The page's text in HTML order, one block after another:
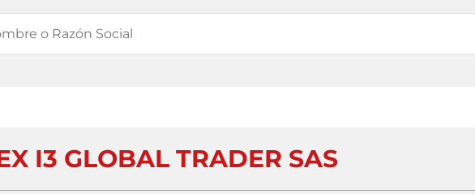
I3 GLOBAL TRADER SAS